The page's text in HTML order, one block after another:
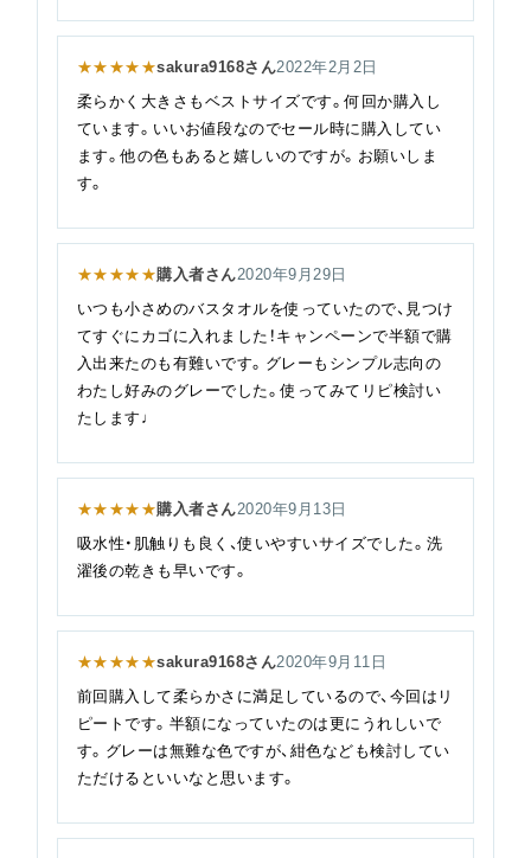
★★★★★sakura9168さん2022年2月2日
柔らかく大きさもベストサイズです。何回か購入し
ています。いいお値段なのでセール時に購入してい
ます。他の色もあると嬉しいのですが。お願いしま
す。
★★★★★購入者さん2020年9月29日
いつも小さめのバスタオルを使っていたので、見つけ
てすぐにカゴに入れました！キャンペーンで半額で購
入出来たのも有難いです。グレーもシンプル志向の
わたし好みのグレーでした。使ってみてリピ検討い
たします♩
★★★★★購入者さん2020年9月13日
吸水性・肌触りも良く、使いやすいサイズでした。洗
濯後の乾きも早いです。
★★★★★sakura9168さん2020年9月11日
前回購入して柔らかさに満足しているので、今回はリ
ピートです。半額になっていたのは更にうれしいで
す。グレーは無難な色ですが、紺色なども検討してい
ただけるといいなと思います。